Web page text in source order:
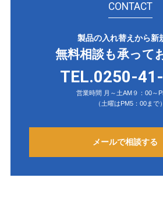
CONTACT
製品の入れ替えから新
無料相談も承って
TEL.0250-
営業時間 月～土AM９：00～
（土曜はPM5：00まで）
メールで相談する